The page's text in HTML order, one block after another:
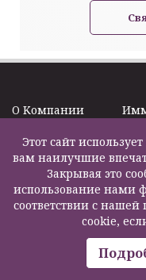
O Kомпании
Подписка на
новости
Задать вопрос
Карта сайта
Контакты
Этот сайт
вам наилучшие
Закрывая это
использование нами
соответствии с
cookie,